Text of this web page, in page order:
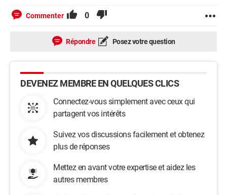
Commenter 0
Répondre Posez votre question
DEVENEZ MEMBRE EN QUELQUES CLICS
Connectez-vous simplement avec ceux qui
partagent vos intérêts
Suivez vos discussions facilement et obtenez
plus de réponses
Mettez en avant votre expertise et aidez les
autres membres